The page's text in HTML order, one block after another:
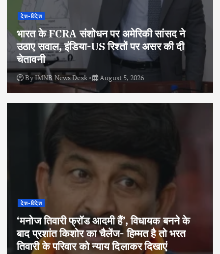
देश-विदेश
भारत के FCRA संशोधन पर अमेरिकी सांसद ने
उठाए सवाल, इंडिया-US रिश्तों पर असर की दी
चेतावनी
ByIMNB News Desk August 5, 2026
देश-विदेश
‘मनोज तिवारी फ्रॉड आदमी हैं’, विधायक बनने के
बाद प्रशांत किशोर का चैलेंज- हिम्मत है तो भरत
तिवारी के परिवार को न्याय दिलाकर दिखाएं